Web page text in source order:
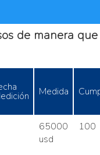
de manera
Medida
65000
usd
100